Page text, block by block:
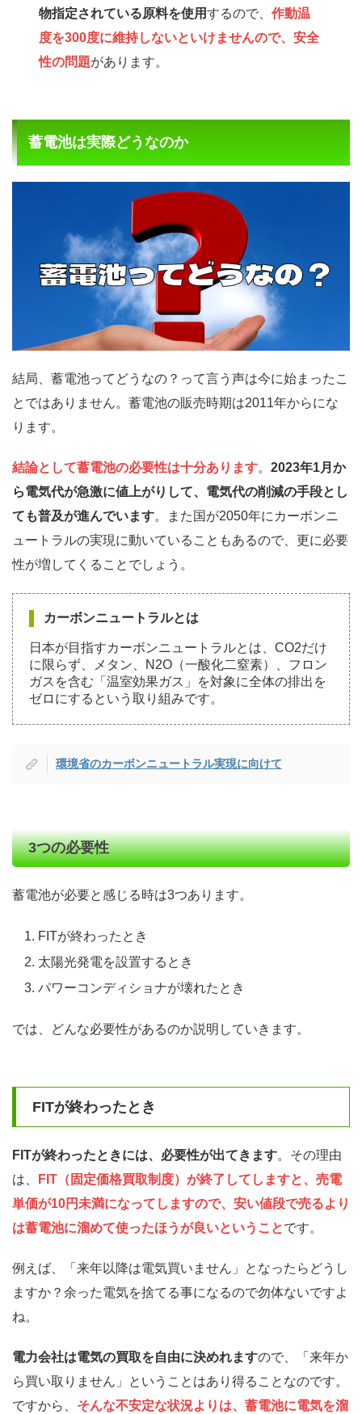
物指定されている原料を使用するので、作動温
度を300度に維持しないといけませんので、安全
性の問題があります。
蓄電池は実際どうなのか
結局、蓄電池ってどうなの？って言う声は今に始まったこ
とではありません。蓄電池の販売時期は2011年からにな
ります。
結論として蓄電池の必要性は十分あります。 2023年1月か
ら電気代が急激に値上がりして、電気代の削減の手段とし
ても普及が進んでいます。また国が2050年にカーボンニ
ュートラルの実現に動いていることもあるので、更に必要
性が増してくることでしょう。
カーボンニュートラルとは
日本が目指すカーボンニュートラルとは、CO2だけ
に限らず、メタン、N2O（一酸化二窒素）、フロン
ガスを含む「温室効果ガス」を対象に全体の排出を
ゼロにするという取り組みです。
環境省のカーボンニュートラル実現に向けて
3つの必要性
蓄電池が必要と感じる時は3つあります。
FITが終わったとき
太陽光発電を設置するとき
パワーコンディショナが壊れたとき
では、どんな必要性があるのか説明していきます。
FITが終わったとき
FITが終わったときには、必要性が出てきます。その理由
は、
FIT（固定価格買取制度）が終了してしますと、売電
単価が10円未満になってしますので、安い値段で売るより
は蓄電池に溜めて使ったほうが良いということです。
例えば、「来年以降は電気買いません」となったらどうし
ますか？余った電気を捨てる事になるので勿体ないですよ
ね。
電力会社は電気の買取を自由に決めれますので、「来年か
ら買い取りません」ということはあり得ることなのです。
ですから、 そんな不安定な状況よりは、蓄電池に電気を溜